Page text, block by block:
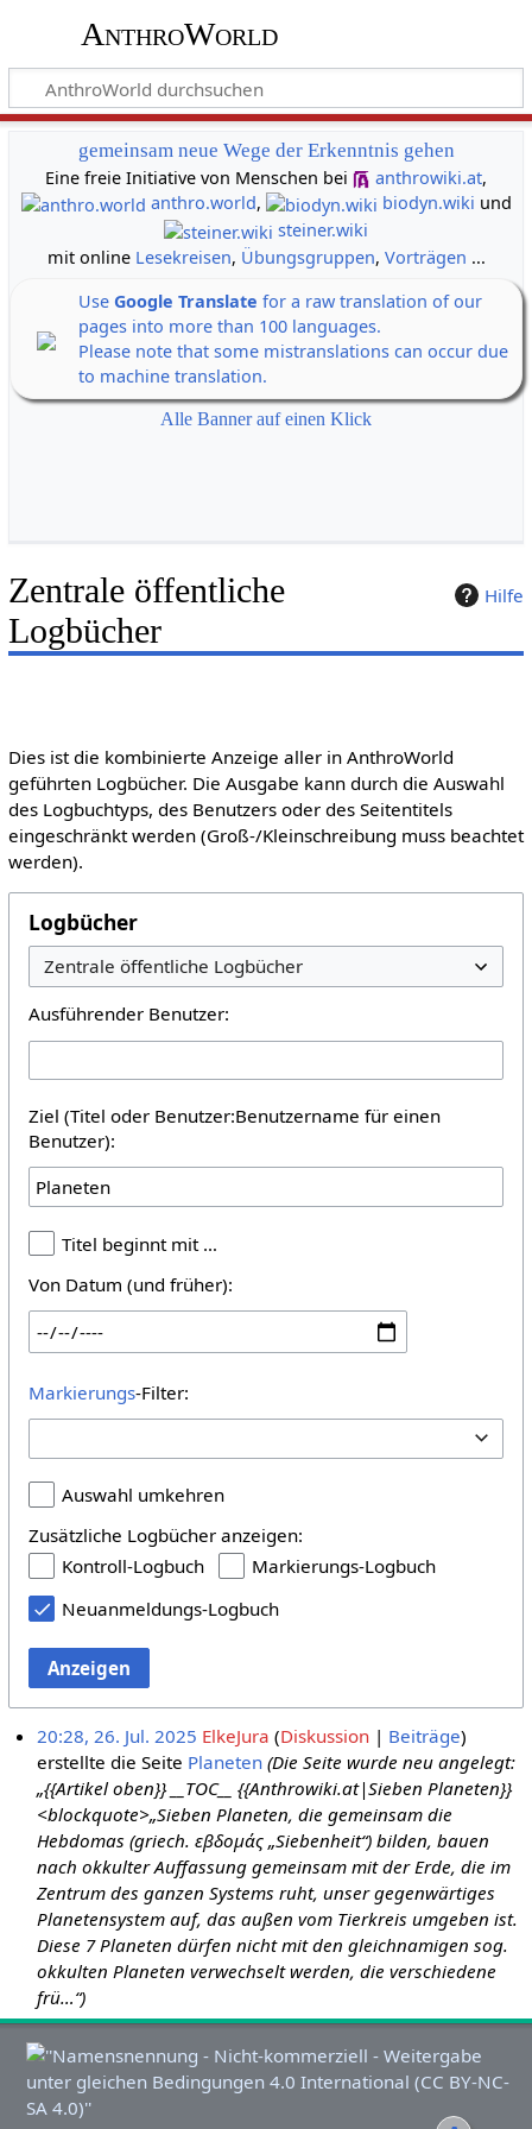
AnthroWorld
gemeinsam neue Wege der Erkenntnis gehen
Eine freie Initiative von Menschen bei
anthrowiki.at,
anthro.world, biodyn.wiki und
steiner.wiki
mit online Lesekreisen, Übungsgruppen, Vorträgen ...
Use Google Translate for a raw translation of our
pages into more than 100 languages.
Please note that some mistranslations can occur due
to machine translation.
Alle Banner auf einen Klick
Hilfe
Zentrale öffentliche
Logbücher
Dies ist die kombinierte Anzeige aller in AnthroWorld
geführten Logbücher. Die Ausgabe kann durch die Auswahl
des Logbuchtyps, des Benutzers oder des Seitentitels
eingeschränkt werden (Groß-/Kleinschreibung muss beachtet
werden).
Logbücher
Ausführender Benutzer:
Ziel (Titel oder Benutzer:Benutzername für einen
Benutzer):
Titel beginnt mit …
Von Datum (und früher):
Markierungs-Filter:
Auswahl umkehren
Zusätzliche Logbücher anzeigen:
Kontroll-Logbuch
Markierungs-Logbuch
Neuanmeldungs-Logbuch
Anzeigen
20:28, 26. Jul. 2025 ElkeJura Diskussion
Beiträge
erstellte die Seite Planeten (Die Seite wurde neu angelegt:
„{{Artikel oben}} __TOC__ {{Anthrowiki.at|Sieben Planeten}}
<blockquote>„Sieben Planeten, die gemeinsam die
Hebdomas (griech. εβδομάς „Siebenheit“) bilden, bauen
nach okkulter Auffassung gemeinsam mit der Erde, die im
Zentrum des ganzen Systems ruht, unser gegenwärtiges
Planetensystem auf, das außen vom Tierkreis umgeben ist.
Diese 7 Planeten dürfen nicht mit den gleichnamigen sog.
okkulten Planeten verwechselt werden, die verschiedene
frü…“)